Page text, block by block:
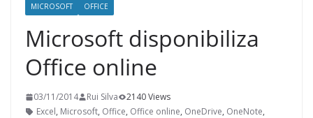
MICROSOFT OFFICE
Microsoft disponibiliza
Office online
03/11/2014 Rui Silva
2140 Views
Excel, Microsoft, Office, Office online, OneDrive, OneNote,